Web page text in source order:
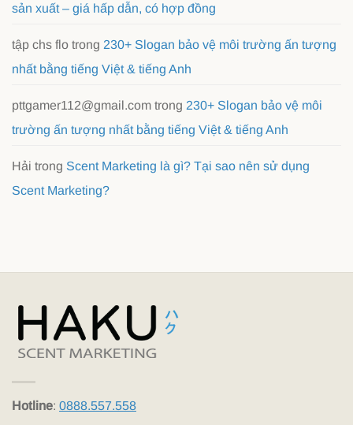
sản xuất – giá hấp dẫn, có hợp đồng
tập chs flo trong 230+ Slogan bảo vệ môi trường ấn tượng
nhất bằng tiếng Việt & tiếng Anh
pttgamer112@gmail.com trong 230+ Slogan bảo vệ môi
trường ấn tượng nhất bằng tiếng Việt & tiếng Anh
Hải trong Scent Marketing là gì? Tại sao nên sử dụng
Scent Marketing?
Hotline: 0888.557.558